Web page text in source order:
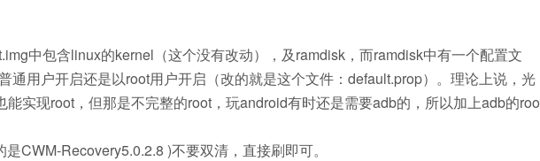
中包含linux的kernel（这个没有改动），及ramdisk，而ramdisk中有一个配置文
通用户开启还是以root用户开启（改的就是这个文件：default.prop）。理论上说，光
实现root，但那是不完整的root，玩android有时还是需要adb的，所以加上adb的roo
CWM-Recovery5.0.2.8 )不要双清，直接刷即可。